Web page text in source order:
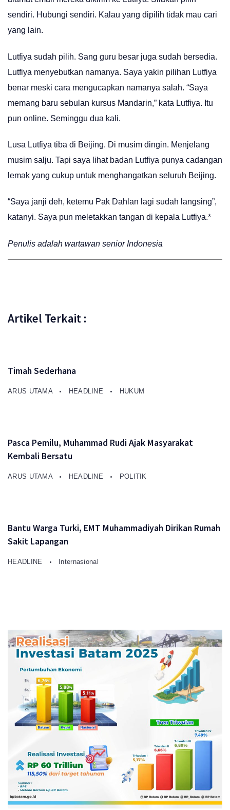
sendiri. Hubungi sendiri. Kalau yang dipilih tidak mau cari
yang lain.
Lutfiya sudah pilih. Sang guru besar juga sudah bersedia.
Lutfiya menyebutkan namanya. Saya yakin pilihan Lutfiya
benar meski cara mengucapkan namanya salah. “Saya
memang baru sebulan kursus Mandarin,” kata Lutfiya. Itu
pun online. Seminggu dua kali.
Lusa Lutfiya tiba di Beijing. Di musim dingin. Menjelang
musim salju. Tapi saya lihat badan Lutfiya punya cadangan
lemak yang cukup untuk menghangatkan seluruh Beijing.
“Saya janji deh, ketemu Pak Dahlan lagi sudah langsing”,
katanyi. Saya pun meletakkan tangan di kepala Lutfiya.*
Penulis adalah wartawan senior Indonesia
Artikel Terkait :
Timah Sederhana
ARUS UTAMA HEADLINE HUKUM
Pasca Pemilu, Muhammad Rudi Ajak Masyarakat
Kembali Bersatu
ARUS UTAMA HEADLINE POLITIK
Bantu Warga Turki, EMT Muhammadiyah Dirikan Rumah
Sakit Lapangan
HEADLINE Internasional